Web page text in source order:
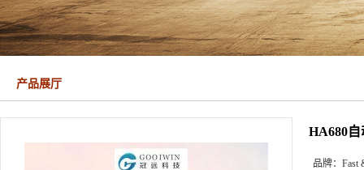
产品展厅
HA680
品牌： Fast